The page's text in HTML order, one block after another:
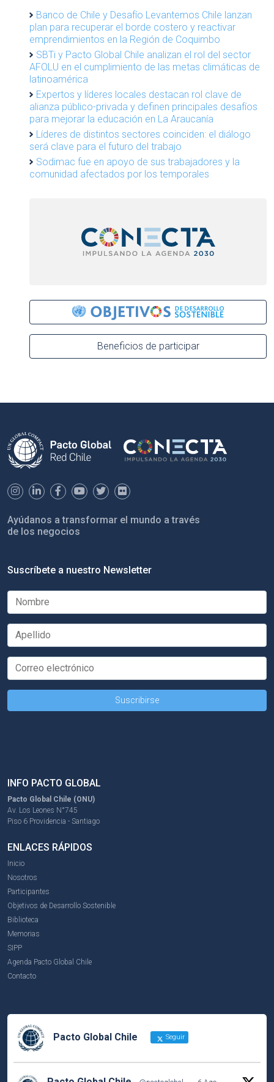
Banco de Chile y Desafío Levantemos Chile lanzan
plan para recuperar el borde costero y reactivar
emprendimientos en la Región de Coquimbo
SBTi y Pacto Global Chile analizan el rol del sector
AFOLU en el cumplimiento de las metas climáticas de
latinoamérica
Expertos y líderes locales destacan rol clave de
alianza público-privada y definen principales desafíos
para mejorar la educación en La Araucanía
Líderes de distintos sectores coinciden: el diálogo
será clave para el futuro del trabajo
Sodimac fue en apoyo de sus trabajadores y la
comunidad afectados por los temporales
Beneficios de participar
Ayúdanos a transformar el mundo a través
de los negocios
Suscríbete a nuestro Newsletter
INFO PACTO GLOBAL
Pacto Global Chile (ONU)
Av. Los Leones N°745
Piso 6 Providencia - Santiago
ENLACES RÁPIDOS
Inicio
Nosotros
Participantes
Objetivos de Desarrollo Sostenible
Biblioteca
Memorias
SIPP
Agenda Pacto Global Chile
Contacto
Pacto Global Chile Seguir